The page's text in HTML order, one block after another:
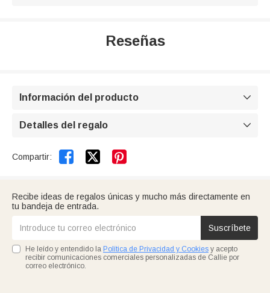
Reseñas
Información del producto 
Detalles del regalo 
Compartir:  
Recibe ideas de regalos únicas y mucho más directamente en
tu bandeja de entrada.
Suscríbete
He leído y entendido la Política de Privacidad y Cookies y acepto
recibir comunicaciones comerciales personalizadas de Callie por
correo electrónico.